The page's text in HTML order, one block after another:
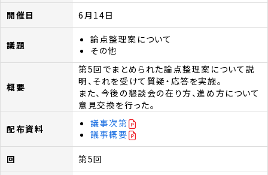
6月14日
論点整理案について
その他
第5回でまとめられた論点整理案について説
明、それを受けて質疑・応答を実施。
また、今後の懇談会の在り方、進め方について
意見交換を行った。
議事次第
議事概要
第5回